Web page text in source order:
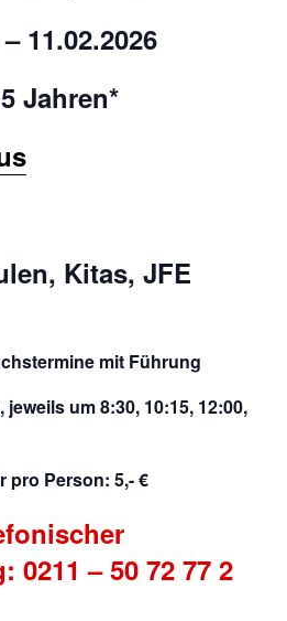
11.02.2026
Jahren*
Kitas, JFE
mit Führung
jeweils um 8:30, 10:15, 12:00,
pro Person: 5,- €
0211 – 50 72 77 2